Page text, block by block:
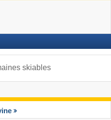
skiables